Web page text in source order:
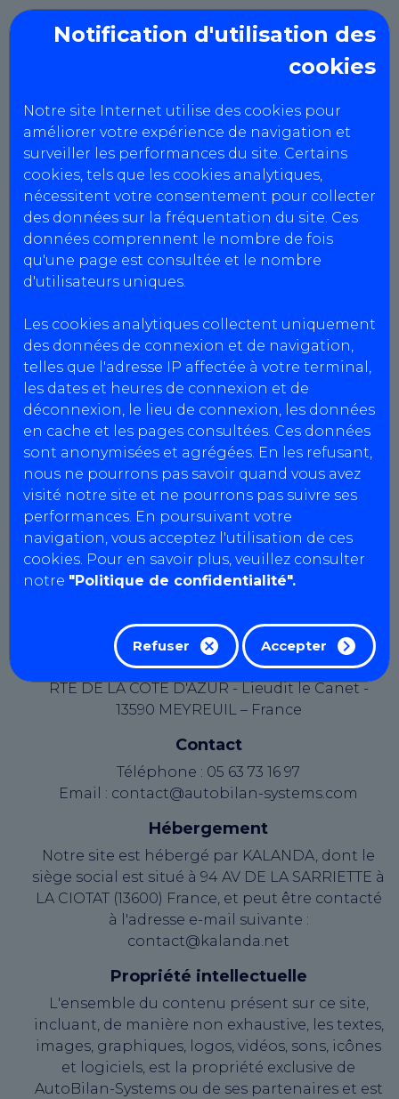
Notification d'utilisation des
cookies
Notre site Internet utilise des cookies pour
améliorer votre expérience de navigation et
surveiller les performances du site. Certains
cookies, tels que les cookies analytiques,
nécessitent votre consentement pour collecter
des données sur la fréquentation du site. Ces
données comprennent le nombre de fois
qu'une page est consultée et le nombre
d'utilisateurs uniques.
Les cookies analytiques collectent uniquement
des données de connexion et de navigation,
telles que l'adresse IP affectée à votre terminal,
les dates et heures de connexion et de
déconnexion, le lieu de connexion, les données
en cache et les pages consultées. Ces données
sont anonymisées et agrégées. En les refusant,
nous ne pourrons pas savoir quand vous avez
visité notre site et ne pourrons pas suivre ses
performances. En poursuivant votre
navigation, vous acceptez l'utilisation de ces
cookies. Pour en savoir plus, veuillez consulter
notre "Politique de confidentialité".
Refuser Accepter
VENDEE CONTROLE
AUTOMOBILE
Mentions Légales
Informations centres
CT Le Poiré
SIRET : 940 569 114 00017
N° intracommunautaire : FR52940569114
Capital social : 1000 €
CT Le Poiré
Agrément : L085Z262
SIRET : 940 569 114 00017
N° intracommunautaire : FR52940569114
Capital social : 1000 €
Le présent site web est édité par AutoBilan-
Systems, une société par actions simplifiée au
capital de 19362,00 euros, immatriculée au
Provence sous le numéro B 334 821 097.
Éditeur du site
RTE DE LA COTE D'AZUR - Lieudit le Canet -
13590 MEYREUIL – France
Contact
Téléphone : 05 63 73 16 97
Email : contact@autobilan-systems.com
Hébergement
Notre site est hébergé par KALANDA, dont le
siège social est situé à 94 AV DE LA SARRIETTE à
LA CIOTAT (13600) France, et peut être contacté
à l'adresse e-mail suivante :
contact@kalanda.net
Propriété intellectuelle
L'ensemble du contenu présent sur ce site,
incluant, de manière non exhaustive, les textes,
images, graphiques, logos, vidéos, sons, icônes
et logiciels, est la propriété exclusive de
AutoBilan-Systems ou de ses partenaires et est